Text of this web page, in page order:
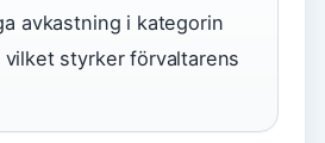
avkastning i kategorin
vilket styrker förvaltarens